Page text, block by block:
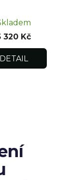
320 Kč
DETAIL